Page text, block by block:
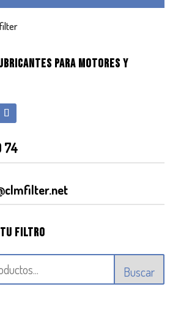
PARA MOTORES Y
74
tu filtro
Buscar